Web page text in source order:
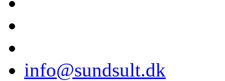
info@sundsult.dk